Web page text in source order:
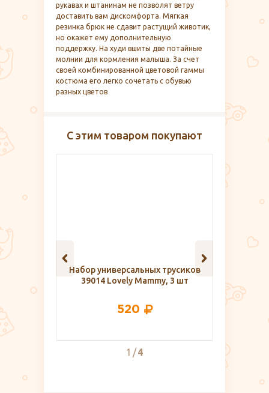
рукавах и штанинам не позволят ветру
доставить вам дискомфорта. Мягкая
резинка брюк не сдавит растущий животик,
но окажет ему дополнительную
поддержку. На худи вшиты две потайные
молнии для кормления малыша. За счет
своей комбинированной цветовой гаммы
костюма его легко сочетать с обувью
разных цветов
С этим товаром покупают
Комплект для роддома,
VivaMama
1 700
2 4